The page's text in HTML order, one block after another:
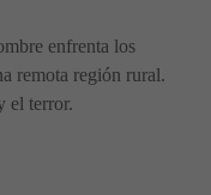
enfrenta los
remota región rural.
el terror.